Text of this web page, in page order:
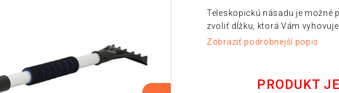
Teleskopickú násadu je možné
zvoliť dĺžku, ktorá Vám vyhovuje.
Zobraziť podrobnejší popis
PRODUKT